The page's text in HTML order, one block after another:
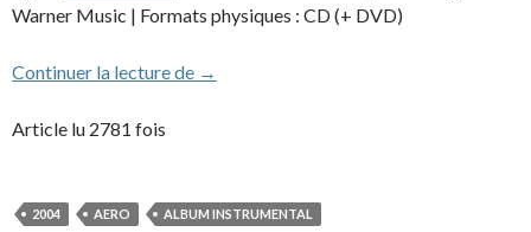
Warner Music | Formats physiques : CD (+ DVD)
Continuer la lecture de Aero
→
Article lu 2781 fois
2004 AERO ALBUM INSTRUMENTAL